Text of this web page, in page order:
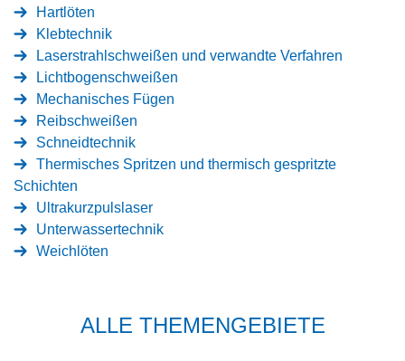
Hartlöten
Klebtechnik
Laserstrahlschweißen und verwandte Verfahren
Lichtbogenschweißen
Mechanisches Fügen
Reibschweißen
Schneidtechnik
Thermisches Spritzen und thermisch gespritzte
Schichten
Ultrakurzpulslaser
Unterwassertechnik
Weichlöten
ALLE THEMENGEBIETE